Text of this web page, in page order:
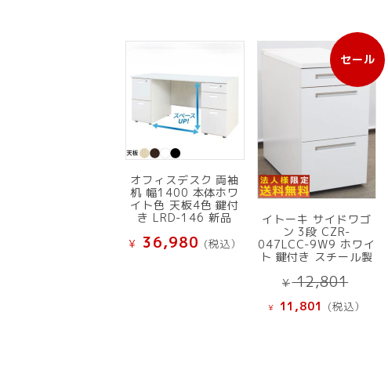
オフィスデスク 両袖
机 幅1400 本体ホワ
イト色 天板4色 鍵付
き LRD-146 新品
¥ 36,980 (税込）
セール
販
売
中
品
イトーキ サイドワゴ
ン 3段 CZR-
047LCC-9W9 ホワイ
ト 鍵付き スチール製
¥12,801
の
価
¥ 11,801 現
(税込）